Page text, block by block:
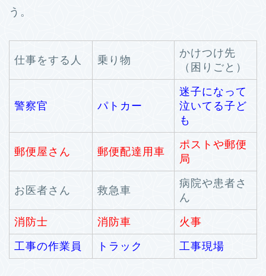
う。
仕事をする人 乗り物
かけつけ先
（困りごと）
警察官 パトカー
迷子になって
泣いてる子ど
も
郵便屋さん 郵便配達用車
ポストや郵便
局
お医者さん 救急車
病院や患者さ
ん
消防士 消防車 火事
工事の作業員 トラック 工事現場